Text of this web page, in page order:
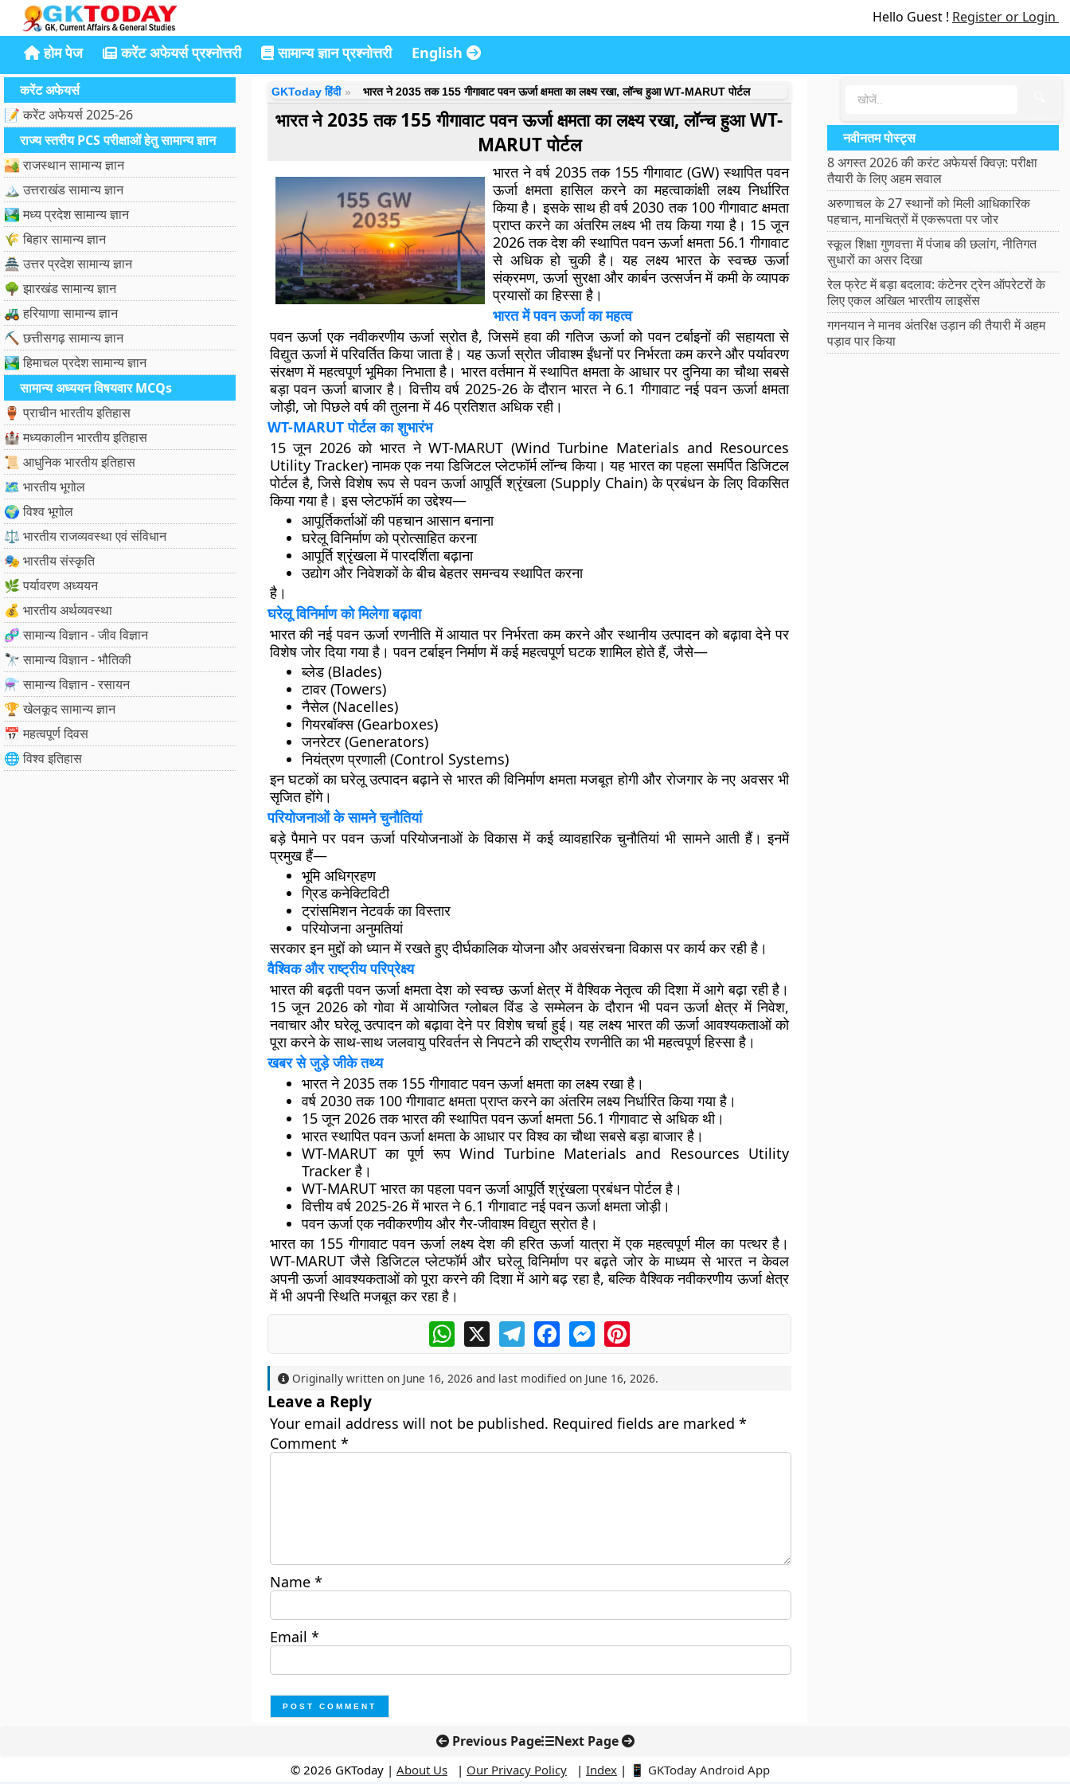
Hello Guest ! Register or Login
होम पेज करेंट अफेयर्स प्रश्नोत्तरी सामान्य ज्ञान प्रश्नोत्तरी English
करेंट अफेयर्स
📝 करेंट अफेयर्स 2025-26
राज्य स्तरीय PCS परीक्षाओं हेतु सामान्य ज्ञान
🏜️ राजस्थान सामान्य ज्ञान
🏔️ उत्तराखंड सामान्य ज्ञान
🏞️ मध्य प्रदेश सामान्य ज्ञान
🌾 बिहार सामान्य ज्ञान
🏯 उत्तर प्रदेश सामान्य ज्ञान
🌳 झारखंड सामान्य ज्ञान
🚜 हरियाणा सामान्य ज्ञान
⛏️ छत्तीसगढ़ सामान्य ज्ञान
🏞️ हिमाचल प्रदेश सामान्य ज्ञान
सामान्य अध्ययन विषयवार MCQs
🏺 प्राचीन भारतीय इतिहास
🏰 मध्यकालीन भारतीय इतिहास
📜 आधुनिक भारतीय इतिहास
🗺️ भारतीय भूगोल
🌍 विश्व भूगोल
⚖️ भारतीय राजव्यवस्था एवं संविधान
🎭 भारतीय संस्कृति
🌿 पर्यावरण अध्ययन
💰 भारतीय अर्थव्यवस्था
🧬 सामान्य विज्ञान - जीव विज्ञान
🔭 सामान्य विज्ञान - भौतिकी
⚗️ सामान्य विज्ञान - रसायन
🏆 खेलकूद सामान्य ज्ञान
📅 महत्वपूर्ण दिवस
🌐 विश्व इतिहास
GKToday हिंदी भारत ने 2035 तक 155 गीगावाट पवन ऊर्जा क्षमता का लक्ष्य रखा, लॉन्च हुआ WT-MARUT पोर्टल
भारत ने 2035 तक 155 गीगावाट पवन ऊर्जा क्षमता का लक्ष्य रखा, लॉन्च हुआ WT-
MARUT पोर्टल
भारत ने वर्ष 2035 तक 155 गीगावाट (GW) स्थापित पवन
ऊर्जा क्षमताहासिल करने का महत्वाकांक्षी लक्ष्य निर्धारित
किया है। इसके साथ ही वर्ष 2030 तक 100 गीगावाट क्षमता
प्राप्त करने का अंतरिम लक्ष्य भी तय किया गया है। 15 जून
2026 तक देश की स्थापित पवन ऊर्जा क्षमता 56.1 गीगावाट
से अधिकहो चुकी है। यह लक्ष्य भारत के स्वच्छ ऊर्जा
संक्रमण, ऊर्जा सुरक्षा और कार्बन उत्सर्जन में कमी के व्यापक
प्रयासों का हिस्सा है।
भारत में पवन ऊर्जा का महत्व
पवन ऊर्जा एकनवीकरणीय ऊर्जा स्रोतहै, जिसमें हवा की गतिज ऊर्जा को पवन टर्बाइनों की सहायता से
विद्युत ऊर्जा में परिवर्तित किया जाता है। यह ऊर्जा स्रोत जीवाश्म ईंधनों पर निर्भरता कम करने और पर्यावरण
संरक्षण में महत्वपूर्ण भूमिका निभाता है। भारत वर्तमान में स्थापित क्षमता के आधार पर दुनिया काचौथा सबसे
बड़ा पवन ऊर्जा बाजारहै। वित्तीय वर्ष 2025-26 के दौरान भारत ने 6.1 गीगावाट नई पवन ऊर्जा क्षमता
जोड़ी, जो पिछले वर्ष की तुलना में 46 प्रतिशत अधिक रही।
WT-MARUT पोर्टल का शुभारंभ
15 जून 2026 को भारत नेWT-MARUT (Wind Turbine Materials and Resources
Utility Tracker)नामक एक नया डिजिटल प्लेटफॉर्म लॉन्च किया। यह भारत का पहला समर्पित डिजिटल
पोर्टल है, जिसे विशेष रूप से पवन ऊर्जा आपूर्ति श्रृंखला (Supply Chain) के प्रबंधन के लिए विकसित
किया गया है। इस प्लेटफॉर्म का उद्देश्य—
आपूर्तिकर्ताओं की पहचान आसान बनाना
घरेलू विनिर्माण को प्रोत्साहित करना
आपूर्ति श्रृंखला में पारदर्शिता बढ़ाना
उद्योग और निवेशकों के बीच बेहतर समन्वय स्थापित करना
है।
घरेलू विनिर्माण को मिलेगा बढ़ावा
भारत की नई पवन ऊर्जा रणनीति में आयात पर निर्भरता कम करने और स्थानीय उत्पादन को बढ़ावा देने पर
विशेष जोर दिया गया है। पवन टर्बाइन निर्माण में कई महत्वपूर्ण घटक शामिल होते हैं, जैसे—
ब्लेड (Blades)
टावर (Towers)
नैसेल (Nacelles)
गियरबॉक्स (Gearboxes)
जनरेटर (Generators)
नियंत्रण प्रणाली (Control Systems)
इन घटकों का घरेलू उत्पादन बढ़ाने से भारत की विनिर्माण क्षमता मजबूत होगी और रोजगार के नए अवसर भी
सृजित होंगे।
परियोजनाओं के सामने चुनौतियां
बड़े पैमाने पर पवन ऊर्जा परियोजनाओं के विकास में कई व्यावहारिक चुनौतियां भी सामने आती हैं। इनमें
प्रमुख हैं—
भूमि अधिग्रहण
ग्रिड कनेक्टिविटी
ट्रांसमिशन नेटवर्क का विस्तार
परियोजना अनुमतियां
सरकार इन मुद्दों को ध्यान में रखते हुए दीर्घकालिक योजना और अवसंरचना विकास पर कार्य कर रही है।
वैश्विक और राष्ट्रीय परिप्रेक्ष्य
भारत की बढ़ती पवन ऊर्जा क्षमता देश को स्वच्छ ऊर्जा क्षेत्र में वैश्विक नेतृत्व की दिशा में आगे बढ़ा रही है।
15 जून 2026 को गोवा में आयोजितग्लोबल विंड डे सम्मेलनके दौरान भी पवन ऊर्जा क्षेत्र में निवेश,
नवाचार और घरेलू उत्पादन को बढ़ावा देने पर विशेष चर्चा हुई। यह लक्ष्य भारत की ऊर्जा आवश्यकताओं को
पूरा करने के साथ-साथ जलवायु परिवर्तन से निपटने की राष्ट्रीय रणनीति का भी महत्वपूर्ण हिस्सा है।
खबर से जुड़े जीके तथ्य
भारत ने 2035 तक 155 गीगावाट पवन ऊर्जा क्षमता का लक्ष्य रखा है।
वर्ष 2030 तक 100 गीगावाट क्षमता प्राप्त करने का अंतरिम लक्ष्य निर्धारित किया गया है।
15 जून 2026 तक भारत की स्थापित पवन ऊर्जा क्षमता 56.1 गीगावाट से अधिक थी।
भारत स्थापित पवन ऊर्जा क्षमता के आधार पर विश्व का चौथा सबसे बड़ा बाजार है।
WT-MARUT का पूर्ण रूप Wind Turbine Materials and Resources Utility
Tracker है।
WT-MARUT भारत का पहला पवन ऊर्जा आपूर्ति श्रृंखला प्रबंधन पोर्टल है।
वित्तीय वर्ष 2025-26 में भारत ने 6.1 गीगावाट नई पवन ऊर्जा क्षमता जोड़ी।
पवन ऊर्जा एक नवीकरणीय और गैर-जीवाश्म विद्युत स्रोत है।
भारत का 155 गीगावाट पवन ऊर्जा लक्ष्य देश की हरित ऊर्जा यात्रा में एक महत्वपूर्ण मील का पत्थर है।
WT-MARUT जैसे डिजिटल प्लेटफॉर्म और घरेलू विनिर्माण पर बढ़ते जोर के माध्यम से भारत न केवल
अपनी ऊर्जा आवश्यकताओं को पूरा करने की दिशा में आगे बढ़ रहा है, बल्कि वैश्विक नवीकरणीय ऊर्जा क्षेत्र
में भी अपनी स्थिति मजबूत कर रहा है।
WhatsApp
X TelegramFacebookMessengerPinterest
Originally written on June 16, 2026 and last modified on June 16, 2026.
Leave a Reply
Your email address will not be published. Required fields are marked *
Comment *
Name *
Email *
नवीनतम पोस्ट्स
8 अगस्त 2026 की करंट अफेयर्स क्विज़: परीक्षा
तैयारी के लिए अहम सवाल
अरुणाचल के 27 स्थानों को मिली आधिकारिक
पहचान, मानचित्रों में एकरूपता पर जोर
स्कूल शिक्षा गुणवत्ता में पंजाब की छलांग, नीतिगत
सुधारों का असर दिखा
रेल फ्रेट में बड़ा बदलाव: कंटेनर ट्रेन ऑपरेटरों के
लिए एकल अखिल भारतीय लाइसेंस
गगनयान ने मानव अंतरिक्ष उड़ान की तैयारी में अहम
पड़ाव पार किया
Previous Page Next Page
© 2026 GKToday | About Us | Our Privacy Policy | Index | 📱 GKToday Android App